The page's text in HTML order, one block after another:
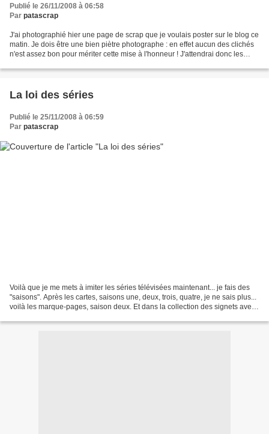
Publié le 26/11/2008 à 06:58
Par patascrap
J'ai photographié hier une page de scrap que je voulais poster sur le blog ce
matin. Je dois être une bien piètre photographe : en effet aucun des clichés
n'est assez bon pour mériter cette mise à l'honneur ! J'attendrai donc les
La loi des séries
Publié le 25/11/2008 à 06:59
Par patascrap
Voilà que je me mets à imiter les séries télévisées maintenant... je fais des
"saisons". Après les cartes, saisons une, deux, trois, quatre, je ne sais plus...
voilà les marque-pages, saison deux. Et dans la collection des signets avec